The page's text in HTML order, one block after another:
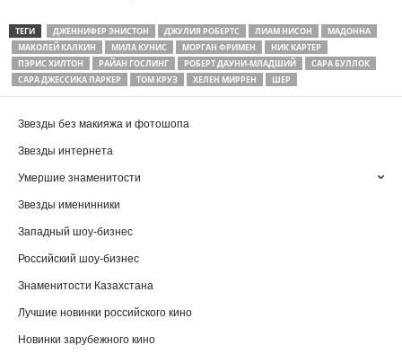
ТЕГИ ДЖЕННИФЕР ЭНИСТОН ДЖУЛИЯ РОБЕРТС ЛИАМ НИСОН
МАДОННА
МАКОЛЕЙ КАЛКИН
МИЛА КУНИС МОРГАН ФРИМЕН
НИК КАРТЕР
ПЭРИС ХИЛТОН
РАЙАН ГОСЛИНГ РОБЕРТ ДАУНИ-МЛАДШИЙ
САРА БУЛЛОК
САРА ДЖЕССИКА ПАРКЕР
ТОМ КРУЗ ХЕЛЕН МИРРЕН ШЕР
Звезды без макияжа и фотошопа
Звезды интернета
Умершие знаменитости
Звезды именинники
Западный шоу-бизнес
Российский шоу-бизнес
Знаменитости Казахстана
Лучшие новинки российского кино
Новинки зарубежного кино